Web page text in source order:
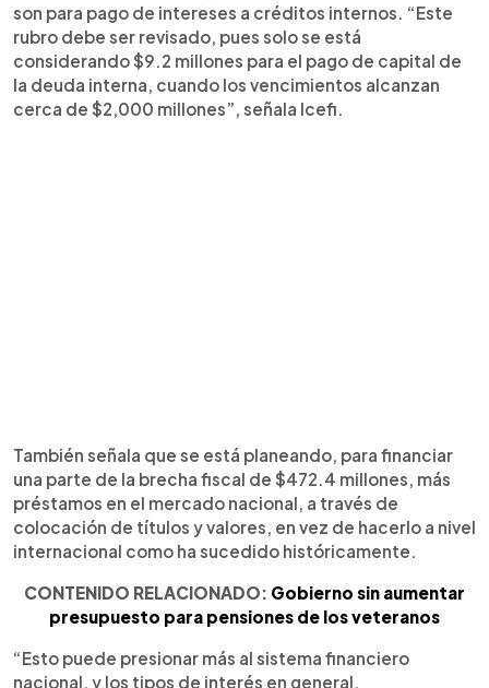
son para pago de intereses a créditos internos. “Este
rubro debe ser revisado, pues solo se está
considerando $9.2 millones para el pago de capital de
la deuda interna, cuando los vencimientos alcanzan
cerca de $2,000 millones”, señala Icefi.
También señala que se está planeando, para financiar
una parte de la brecha fiscal de $472.4 millones, más
préstamos en el mercado nacional, a través de
colocación de títulos y valores, en vez de hacerlo a nivel
internacional como ha sucedido históricamente.
CONTENIDO RELACIONADO: Gobierno sin aumentar
presupuesto para pensiones de los veteranos
“Esto puede presionar más al sistema financiero
nacional, y los tipos de interés en general,